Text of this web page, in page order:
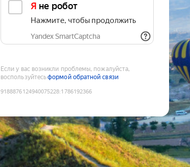
Я не робот
Нажмите, чтобы продолжить
Yandex SmartCaptcha
Если у вас возникли проблемы, пожалуйста,
воспользуйтесьформой обратной связи
9188876124940075228:1786192366